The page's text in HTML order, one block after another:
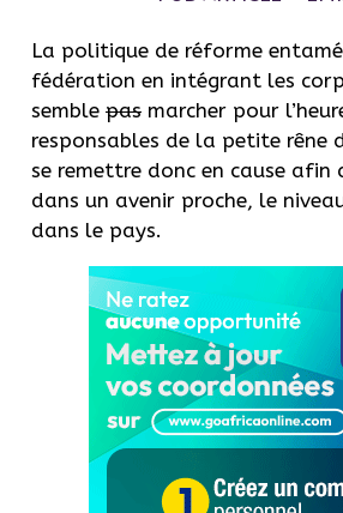
La politique de réforme
fédération en intégrant les
semble pas marcher pour
responsables de la petite rêne
se remettre donc en cause afin
dans un avenir proche, le
dans le pays.